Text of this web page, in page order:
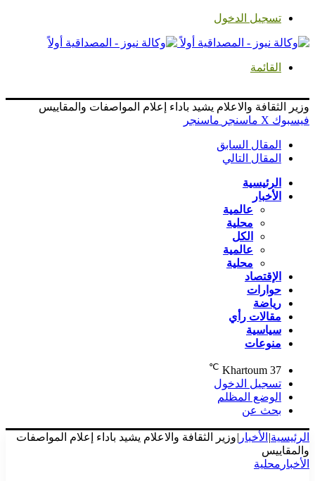
تسجيل الدخول
القائمة
وزير الثقافة والاعلام يشيد باداء إعلام المواصفات والمقاييس
فيسبوك ‫X ماسنجر ماسنجر
المقال السابق
المقال التالي
الرئيسية
الأخبار
عالمية
محلية
الكل
عالمية
محلية
الإقتصاد
حوارات
رياضة
مقالات رأي
سياسية
منوعات
Khartoum 37
℃
تسجيل الدخول
الوضع المظلم
بحث عن
الرئيسية| الأخبار |وزير الثقافة والاعلام يشيد باداء إعلام المواصفات
والمقاييس
الأخبار محلية